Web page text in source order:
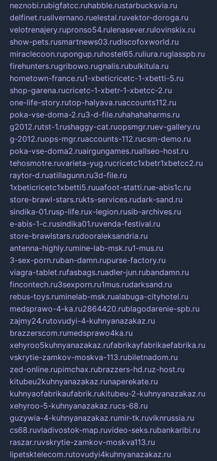
neznobi.rubigfatcc.ruhabble.rustarbucksvia.ru
delfinet.rusilvernano.ruelestal.ruvektor-doroga.ru
velotrenajery.rupronso54.rulenasever.rulovinskix.ru
show-pets.rusmartnews03.rudiscofoxworld.ru
miraclecoon.rupongup.ruhostel65.ruliura.ruglasspb.ru
firehunters.rugribowo.rugnalis.rubulkitula.ru
hometown-france.ru1-xbeticricetc-1-xbetti-5.ru
shop-garena.rucricetc-1-xbetr-1-xbetcc-2.ru
one-life-story.rutop-halyava.ruaccounts112.ru
poka-vse-doma-2.ru3-d-file.ruhahahaharms.ru
g2012.rutst-1.rushaggy-cat.ruopsmgr.ruev-gallery.ru
g-2012.ruops-mgr.ruaccounts-112.rucsm-demo.ru
poka-vse-doma2.ruairgungames.ruallseo-host.ru
tehosmotre.ruvarieta-yug.rucricetc1xbetr1xbetcc2.ru
raytor-d.ruatillagunn.ru3d-file.ru
1xbeticricetc1xbetti5.ruuafoot-statti.rue-abis1c.ru
store-brawl-stars.rukts-services.rudark-sand.ru
sindika-01.rusp-life.rux-legion.rusib-archives.ru
e-abis-1-c.rusindika01.ruvenda-festival.ru
store-brawlstars.rudooraleksandria.ru
antenna-highly.rumine-lab-msk.ru1-mus.ru
3-sex-porn.ruban-damn.rupurse-factory.ru
viagra-tablet.rufasbags.ruadler-jun.rubandamn.ru
fincontech.ru3sexporn.ru1mus.rudarksand.ru
rebus-toys.ruminelab-msk.rualabuga-cityhotel.ru
medsprawo-4-ka.ru2864420.rublagodarenie-spb.ru
zajmy24.rutovudyi-4-kuhnyanazakaz.ru
brazzerscom.rumedsprawo4ka.ru
xehyroo5kuhnyanazakaz.rufabrikayfabrikaefabrika.ru
vskrytie-zamkov-moskva-113.rubiletnadom.ru
zed-online.rupimchax.rubrazzers-hd.ruz-host.ru
kitubeu2kuhnyanazakaz.runaperekate.ru
kuhnyaofabrikaufabrik.rukitubeu-2-kuhnyanazakaz.ru
xehyroo-5-kuhnyanazakaz.rucs-68.ru
guzywia-4-kuhnyanazakaz.rumir-tk.ruvlknrussia.ru
cs68.ruvladivostok-map.ruvideo-seks.rubankaribi.ru
raszar.ruvskrytie-zamkov-moskva113.ru
lipetsktelecom.rutovudyi4kuhnyanazakaz.ru